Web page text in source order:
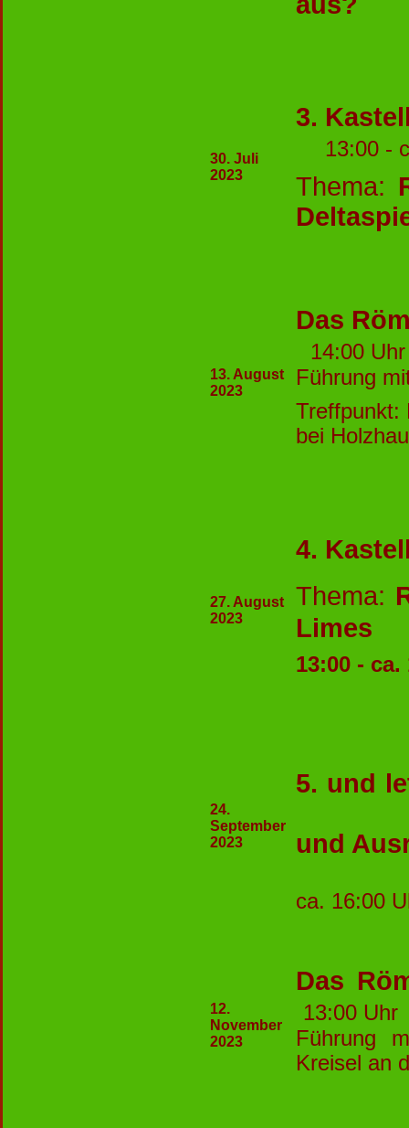
30. Juli
2023
3.
13:00 -
Thema:
13. August
2023
Das
14:00
Führung
Treffpunkt:
bei
27. August
2023
4.
Thema:
Limes
13:00 -
24.
September
2023
5. und
und
ca. 16:00
12.
November
2023
Das
13:00
Führung
Kreisel an